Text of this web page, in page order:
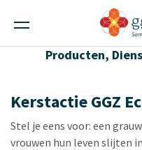
Alle berichten,
Producten,
Kerstactie GGZ
Stel je eens voor: een
vrouwen hun leven slijten